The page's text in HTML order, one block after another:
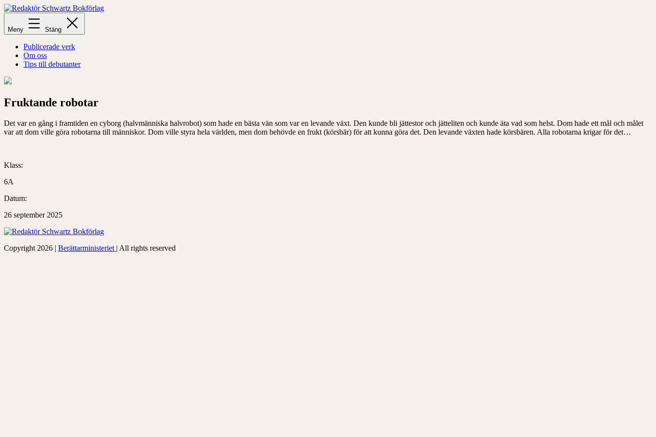
Hoppa
till
innehåll
Redaktör
Schwartz
Bokförlag
Meny Stäng
Publicerade verk
Om oss
Tips till debutanter
Fruktande robotar
Det var en gång i framtiden en cyborg (halvmänniska halvrobot) som hade en bästa vän som var en levande växt. Den kunde bli jättestor och jätteliten och kunde äta vad som helst. Dom hade ett mål och målet
var att dom ville göra robotarna till människor. Dom ville styra hela världen, men dom behövde en frukt (körsbär) för att kunna göra det. Den levande växten hade körsbären. Alla robotarna krigar för det…
Klass:
6A
Datum:
26 september 2025
Copyright 2026 | Berättarministeriet | All rights reserved